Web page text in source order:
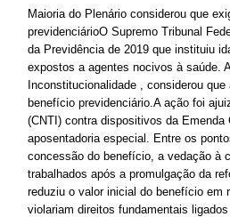
Maioria do Plenário considerou que
previdenciárioO Supremo Tribunal
da Previdência de 2019 que instituiu
expostos a agentes nocivos à saúde.
Inconstitucionalidade , considerou
benefício previdenciário.A ação foi
(CNTI) contra dispositivos da
aposentadoria especial. Entre os
concessão do benefício, a vedação à
trabalhados após a promulgação da
reduziu o valor inicial do benefício em
violariam direitos fundamentais